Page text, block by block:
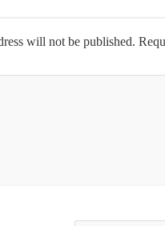
will not be published.